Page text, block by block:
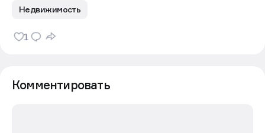
Недвижимость
1
Комментировать